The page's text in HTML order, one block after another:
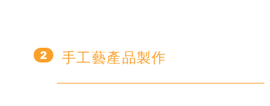
2 手工藝產品製作